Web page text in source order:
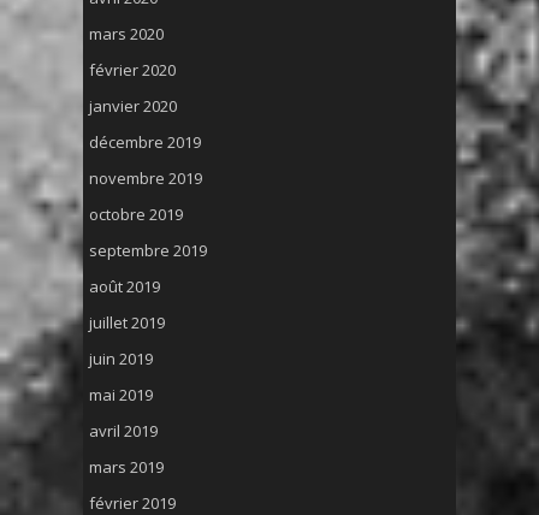
mars 2020
février 2020
janvier 2020
décembre 2019
novembre 2019
octobre 2019
septembre 2019
août 2019
juillet 2019
juin 2019
mai 2019
avril 2019
mars 2019
février 2019